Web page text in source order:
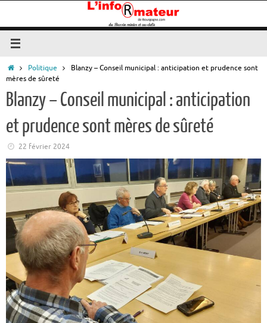
contenu
AccueilPolitique
Blanzy – Conseil municipal : anticipation et prudence sont
mères de sûreté
Blanzy – Conseil municipal : anticipation
et prudence sont mères de sûreté
22 février 2024